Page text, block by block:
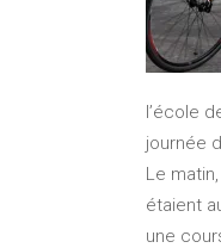
l’école
journée
Le
étaient
une